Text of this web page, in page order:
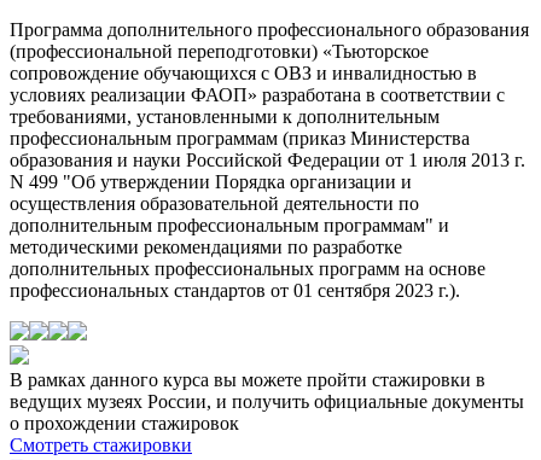
Программа дополнительного профессионального образования
(профессиональной переподготовки) «Тьюторское
сопровождение обучающихся с ОВЗ и инвалидностью в
условиях реализации ФАОП» разработана в соответствии с
требованиями, установленными к дополнительным
профессиональным программам (приказ Министерства
образования и науки Российской Федерации от 1 июля 2013 г.
N 499 "Об утверждении Порядка организации и
осуществления образовательной деятельности по
дополнительным профессиональным программам" и
методическими рекомендациями по разработке
дополнительных профессиональных программ на основе
профессиональных стандартов от 01 сентября 2023 г.).
В рамках данного курса вы можете пройти стажировки в
ведущих музеях России, и получить официальные документы
о прохождении стажировок
Смотреть стажировки